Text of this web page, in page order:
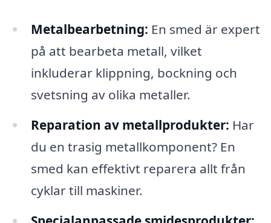
Metalbearbetning: En smed är expert
på att bearbeta metall, vilket
inkluderar klippning, bockning och
svetsning av olika metaller.
Reparation av metallprodukter: Har
du en trasig metallkomponent? En
smed kan effektivt reparera allt från
cyklar till maskiner.